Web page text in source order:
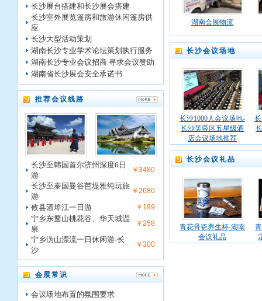
长沙展台搭建和长沙展会搭建
长沙室外展览篷房和旅游休闲篷房供
应
长沙大型活动策划
湖南长沙专业学术论坛策划执行服务
湖南长沙专业会议招商 寻求会议赞助
湖南省长沙展会安全承诺书
推荐会议线路
长沙至韩国首尔济州深度6日
游
￥3480
长沙至泰国曼谷芭堤雅纯玩旅
游
￥2680
攸县酒埠江一日游 ￥199
宁乡东鹜山桃花谷、华天城温
泉
￥258
宁乡沩山漂流一日休闲游-长
沙
￥300
会展常识
会议场地布置的氛围要求
湖南会展物流
长沙会议场地
长沙1000人会议场地-
长沙芙蓉区五星级酒
店会议场地推荐
长沙会议礼品
青花骨瓷养生杯-湖南
会议礼品